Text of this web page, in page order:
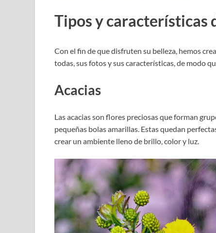
Tipos y características
Con el fin de que disfruten su belleza, hemos
todas, sus fotos y sus características, de modo
Acacias
Las acacias son flores preciosas que forman
pequeñas bolas amarillas. Estas quedan
crear un ambiente lleno de brillo, color y luz.